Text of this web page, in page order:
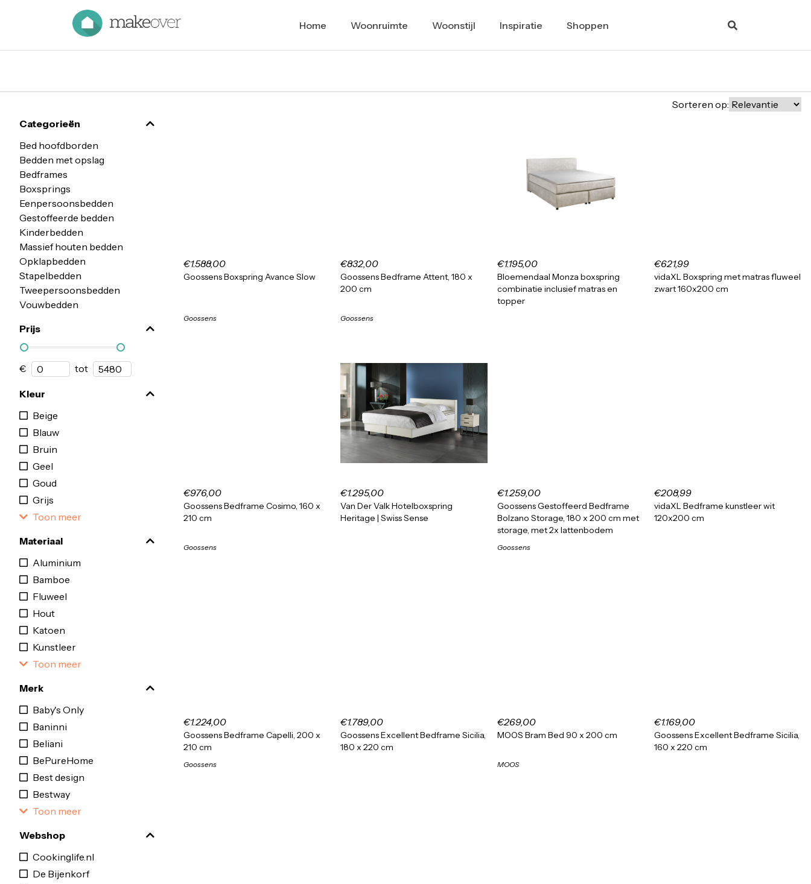
Home Woonruimte Woonstijl Inspiratie Shoppen
Categorieën
Bed hoofdborden
Bedden met opslag
Bedframes
Boxsprings
Eenpersoonsbedden
Gestoffeerde bedden
Kinderbedden
Massief houten bedden
Opklapbedden
Stapelbedden
Tweepersoonsbedden
Vouwbedden
Prijs
€ tot
Kleur
Beige
Blauw
Bruin
Geel
Goud
Grijs
Toon meer
Materiaal
Aluminium
Bamboe
Fluweel
Hout
Katoen
Kunstleer
Toon meer
Merk
Baby's Only
Baninni
Beliani
BePureHome
Best design
Bestway
Toon meer
Webshop
Cookinglife.nl
De Bijenkorf
Sorteren op:
€1.588,00
Goossens Boxspring Avance Slow
Goossens
€832,00
Goossens Bedframe Attent, 180 x
200 cm
Goossens
€1.195,00
Bloemendaal Monza boxspring
combinatie inclusief matras en
topper
€621,99
vidaXL Boxspring met matras fluweel
zwart 160x200 cm
€976,00
Goossens Bedframe Cosimo, 160 x
210 cm
Goossens
€1.295,00
Van Der Valk Hotelboxspring
Heritage | Swiss Sense
€1.259,00
Goossens Gestoffeerd Bedframe
Bolzano Storage, 180 x 200 cm met
storage, met 2x lattenbodem
Goossens
€208,99
vidaXL Bedframe kunstleer wit
120x200 cm
€1.224,00
Goossens Bedframe Capelli, 200 x
210 cm
Goossens
€1.789,00
Goossens Excellent Bedframe Sicilia,
180 x 220 cm
€269,00
MOOS Bram Bed 90 x 200 cm
MOOS
€1.169,00
Goossens Excellent Bedframe Sicilia,
160 x 220 cm